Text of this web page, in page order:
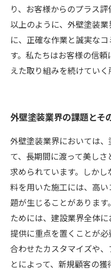
り、お客様からのプラス評
以上のように、外壁塗装
に、正確な作業と誠実な
す。私たちはお客様の信
えた取り組みを続けていく
外壁塗装業界の課題とそ
外壁塗装業界においては
て、長期間に渡って美し
求められています。しか
料を用いた施工には、高
題が生じることがありま
ためには、建設業界全体
提供に重点を置くことが
合わせたカスタマイズや
とによって、新規顧客の